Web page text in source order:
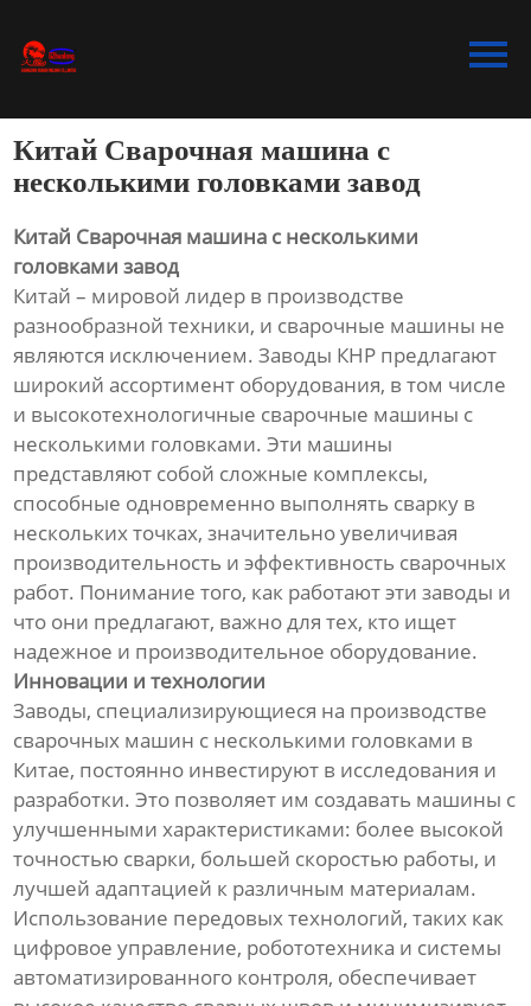
Bидео
О Hас
Контакты
Китай Сварочная машина с
несколькими головками завод
Китай Сварочная машина с несколькими
головками завод
Китай – мировой лидер в производстве
разнообразной техники, и сварочные машины не
являются исключением. Заводы КНР предлагают
широкий ассортимент оборудования, в том числе
и высокотехнологичные сварочные машины с
несколькими головками. Эти машины
представляют собой сложные комплексы,
способные одновременно выполнять сварку в
нескольких точках, значительно увеличивая
производительность и эффективность сварочных
работ. Понимание того, как работают эти заводы и
что они предлагают, важно для тех, кто ищет
надежное и производительное оборудование.
Инновации и технологии
Заводы, специализирующиеся на производстве
сварочных машин с несколькими головками в
Китае, постоянно инвестируют в исследования и
разработки. Это позволяет им создавать машины с
улучшенными характеристиками: более высокой
точностью сварки, большей скоростью работы, и
лучшей адаптацией к различным материалам.
Использование передовых технологий, таких как
цифровое управление, робототехника и системы
автоматизированного контроля, обеспечивает